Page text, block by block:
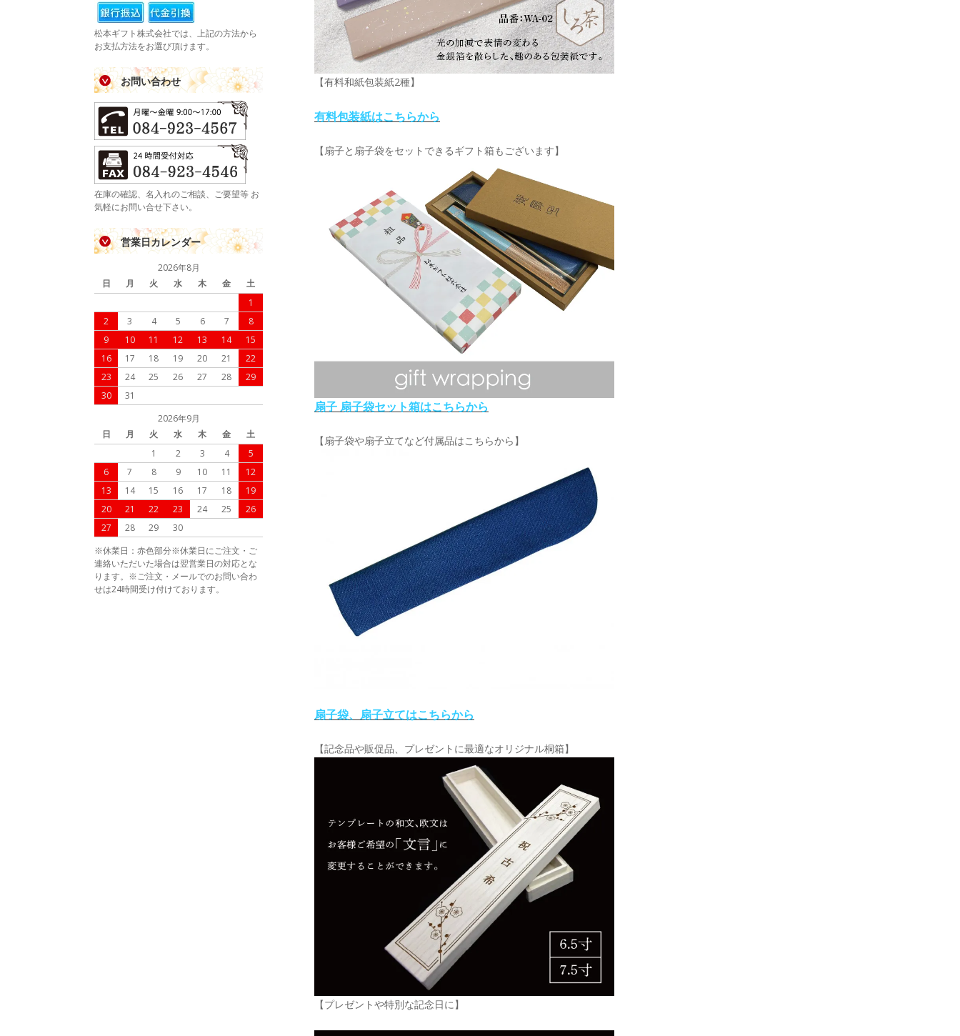
【有料和紙包装紙2種】
有料包装紙はこちらから
【扇子と扇子袋をセットできるギフト箱もございます】
扇子 扇子袋セット箱はこちらから
【扇子袋や扇子立てなど付属品はこちらから】
扇子袋、扇子立てはこちらから
【記念品や販促品、プレゼントに最適なオリジナル桐箱】
【プレゼントや特別な記念日に】
松本ギフト株式会社では、上記の方法から
お支払方法をお選び頂けます。
お問い合わせ
在庫の確認、名入れのご相談、ご要望等 お
気軽にお問い合せ下さい。
営業日カレンダー
2026年8月
日
月 火 水 木 金
土
1
2
3 4 5 6 7
8
9
10 11 12 13 14
15
16
17 18 19 20 21
22
23
24 25 26 27 28
29
30
31
2026年9月
日
月 火 水 木 金
土
1
2 3 4
5
6
7 8 9 10 11
12
13
14 15 16 17 18
19
20
21 22 23 24 25
26
27
28 29
30
※休業日：赤色部分※休業日にご注文・ご
連絡いただいた場合は翌営業日の対応とな
ります。※ご注文・メールでのお問い合わ
せは24時間受け付けております。